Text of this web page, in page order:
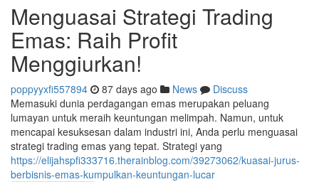
Menguasai Strategi Trading
Emas: Raih Profit
Menggiurkan!
poppyyxfi557894 87 days ago News
Discuss
Memasuki dunia perdagangan emas merupakan peluang
lumayan untuk meraih keuntungan melimpah. Namun, untuk
mencapai kesuksesan dalam industri ini, Anda perlu menguasai
strategi trading emas yang tepat. Strategi yang
https://elijahspfi333716.therainblog.com/39273062/kuasai-jurus-
berbisnis-emas-kumpulkan-keuntungan-lucar